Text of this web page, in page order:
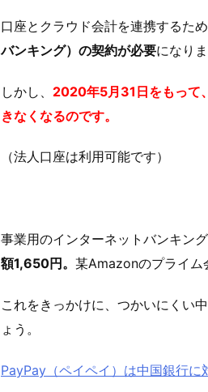
口座とクラウド会計を連携するため
バンキング）の契約が必要になりま
しかし、 2020年5月31日をもって
きなくなるのです。
（法人口座は利用可能です）
事業用のインターネットバンキン
額1,650円。 某Amazonのプライム
これをきっかけに、つかいにくい
ょう。
PayPay（ペイペイ）は中国銀行に